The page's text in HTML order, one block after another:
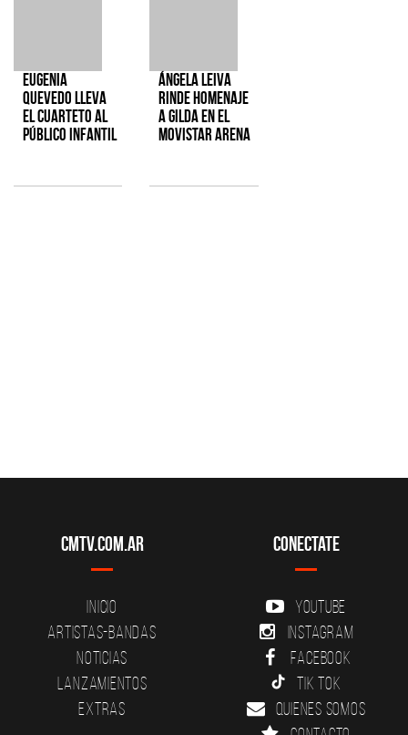
Eugenia
Quevedo lleva
el cuarteto al
público infantil
Ángela Leiva
rinde homenaje
a Gilda en el
Movistar Arena
CMTV.com.ar
Inicio
Artistas-Bandas
Noticias
Lanzamientos
Extras
Conectate
YouTube
Instagram
Facebook
Tik Tok
Quienes somos